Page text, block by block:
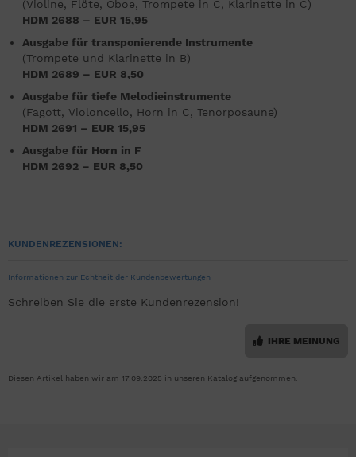
(Violine, Flöte, Oboe, Trompete in C, Klarinette in C)
HDM 2688 – EUR 15,95
Ausgabe für transponierende Instrumente
(Trompete und Klarinette in B)
HDM 2689 – EUR 8,50
Ausgabe für tiefe Melodieinstrumente
(Fagott, Violoncello, Horn in C, Tenorposaune)
HDM 2691 – EUR 15,95
Ausgabe für Horn in F
HDM 2692 – EUR 8,50
KUNDENREZENSIONEN:
Informationen zur Echtheit der Kundenbewertungen
Schreiben Sie die erste Kundenrezension!
IHRE MEINUNG
Diesen Artikel haben wir am 17.09.2025 in unseren Katalog aufgenommen.